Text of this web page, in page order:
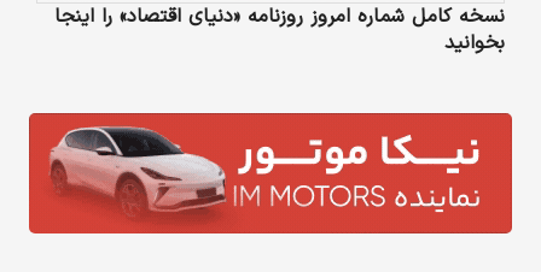
نسخه کامل شماره امروز روزنامه «دنیای‌ اقتصاد» را اینجا
بخوانید